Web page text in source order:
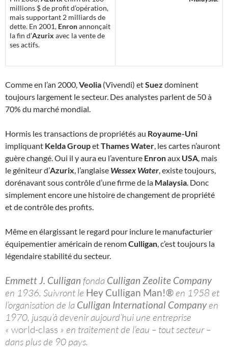
millions $ de profit d’opération,
mais supportant 2 milliards de
dette. En 2001, Enronannonçait
la fin d’Azurix avec la vente de
ses actifs.
Comme en l’an 2000, Veolia (Vivendi) etSuez dominent
toujours largement le secteur. Des analystes parlent de 50 à
70% du marché mondial.
Hormis les transactions de propriétés au Royaume-Uni
impliquant Kelda GroupetThames Water , les cartes n’auront
guère changé. Oui il y aura eu l’aventure Enronaux USA , mais
le géniteur d’Azurix , l’anglaise Wessex Water , existe toujours,
dorénavant sous contrôle d’une firme de la Malaysia . Donc
simplement encore une histoire de changement de propriété
et de contrôle des profits.
Même en élargissant le regard pour inclure le manufacturier
équipementier américain de renomCulligan , c’est toujours la
légendaire stabilité du secteur.
Emmett J. Culligan fonda Culligan Zeolite Company
en 1936. Suivront le Hey Culligan Man!®en 1958 et
l’organisation de la Culligan International Companyen
1970, jusqu’à devenir aujourd’hui une entreprise
« world-class » en traitement de l’eau – tout secteur –
dans plus de 90 pays.